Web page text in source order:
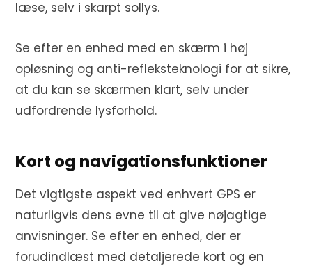
læse, selv i skarpt sollys.
Se efter en enhed med en skærm i høj
opløsning og anti-refleksteknologi for at sikre,
at du kan se skærmen klart, selv under
udfordrende lysforhold.
Kort og navigationsfunktioner
Det vigtigste aspekt ved enhvert GPS er
naturligvis dens evne til at give nøjagtige
anvisninger. Se efter en enhed, der er
forudindlæst med detaljerede kort og en